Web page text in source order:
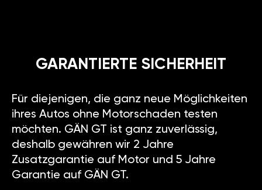
GARANTIERTE SICHERHEIT
Für diejenigen, die ganz neue Möglichkeiten
ihres Autos ohne Motorschaden testen
möchten. GÄN GT ist ganz zuverlässig,
deshalb gewähren wir 2 Jahre
Zusatzgarantie auf Motor und 5 Jahre
Garantie auf GÄN GT.